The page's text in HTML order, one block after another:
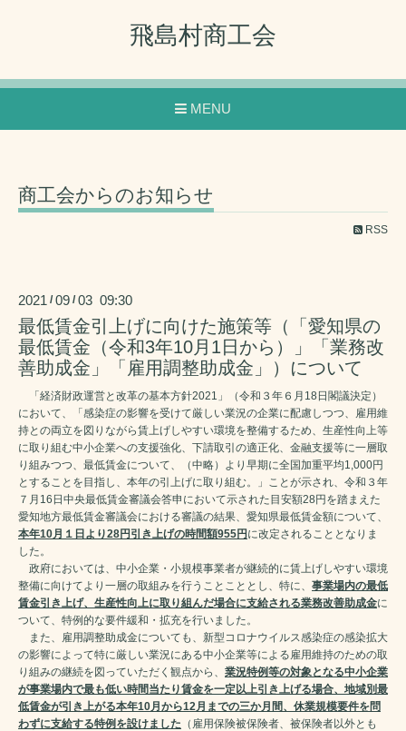
飛島村商工会
MENU
商工会からのお知らせ
RSS
2021 /09 /03 09:30
最低賃金引上げに向けた施策等（「愛知県の
最低賃金（令和3年10月1日から）」「業務改
善助成金」「雇用調整助成金」）について
「経済財政運営と改革の基本方針2021」（令和３年６月18日閣議決定）
において、「感染症の影響を受けて厳しい業況の企業に配慮しつつ、雇用維
持との両立を図りながら賃上げしやすい環境を整備するため、生産性向上等
に取り組む中小企業への支援強化、下請取引の適正化、金融支援等に一層取
り組みつつ、最低賃金について、（中略）より早期に全国加重平均1,000円
とすることを目指し、本年の引上げに取り組む。」ことが示され、令和３年
７月16日中央最低賃金審議会答申において示された目安額28円を踏まえた
愛知地方最低賃金審議会における審議の結果、愛知県最低賃金額について、
本年10月１日より28円引き上げの時間額955円に改定されることとなりま
した。
政府においては、中小企業・小規模事業者が継続的に賃上げしやすい環境
整備に向けてより一層の取組みを行うことこととし、特に、 事業場内の最低
賃金引き上げ、生産性向上に取り組んだ場合に支給される業務改善助成金に
ついて、特例的な要件緩和・拡充を行いました。
また、雇用調整助成金についても、新型コロナウイルス感染症の感染拡大
の影響によって特に厳しい業況にある中小企業等による雇用維持のための取
り組みの継続を図っていただく観点から、 業況特例等の対象となる中小企業
が事業場内で最も低い時間当たり賃金を一定以上引き上げる場合、地域別最
低賃金が引き上がる本年10月から12月までの三か月間、休業規模要件を問
わずに支給する特例を設けました （雇用保険被保険者、被保険者以外とも